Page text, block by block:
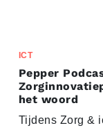
ICT
Pepper
het woord
Tijdens Zorg &